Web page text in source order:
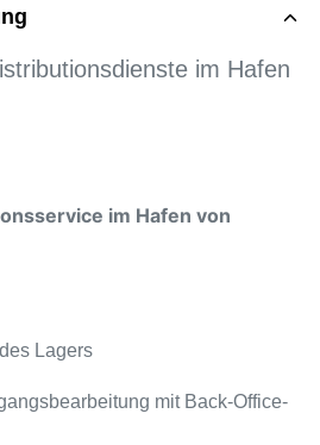
im Hafen
im Hafen von
Lagers
mit Back-Office-